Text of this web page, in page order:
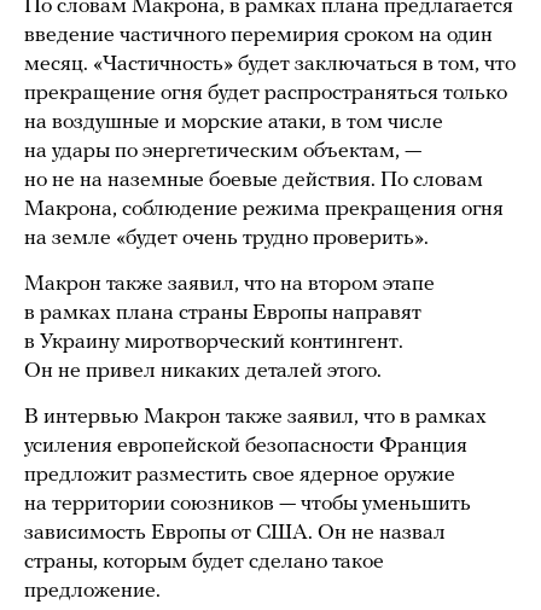
По словам Макрона, в рамках плана предлагается
введение частичного перемирия сроком на один
месяц. «Частичность» будет заключаться в том, что
прекращение огня будет распространяться только
на воздушные и морские атаки, в том числе
на удары по энергетическим объектам, —
но не на наземные боевые действия. По словам
Макрона, соблюдение режима прекращения огня
на земле «будет очень трудно проверить».
Макрон также заявил, что на втором этапе
в рамках плана страны Европы направят
в Украину миротворческий контингент.
Он не привел никаких деталей этого.
В интервью Макрон также заявил, что в рамках
усиления европейской безопасности Франция
предложит разместить свое ядерное оружие
на территории союзников — чтобы уменьшить
зависимость Европы от США. Он не назвал
страны, которым будет сделано такое
предложение.